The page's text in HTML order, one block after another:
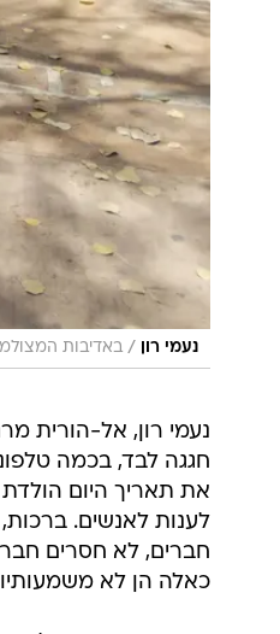
נעמי רון / באדיבות
חגגה לבד, בכמה
את תאריך היום
לענות לאנשים.
חברים, לא חסרים
כאלה הן לא